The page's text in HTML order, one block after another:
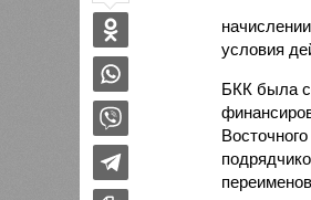
условия
БКК была